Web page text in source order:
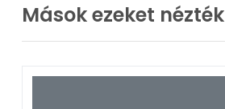
Mások ezeket nézték